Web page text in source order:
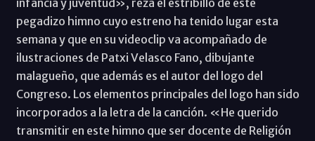
infancia y juventud», reza el estribillo de este
pegadizo himno cuyo estreno ha tenido lugar esta
semana y que en su videoclip va acompañado de
ilustraciones de Patxi Velasco Fano, dibujante
malagueño, que además es el autor del logo del
Congreso. Los elementos principales del logo han sido
incorporados a la letra de la canción. «He querido
transmitir en este himno que ser docente de Religión